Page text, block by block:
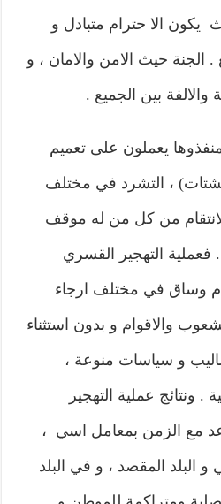
يكون الا حترام متبادل و
. الجنة حيث الامن والامان ، و
بين الجميع .
يعملون على تعميم
(الشتات) ، التشرد في مختلف
من كل من له موقف
التهجير القسري
وساق في مختلف ارجاء
والاقوام و بدون استثناء
و سياسات منوعة ،
. ونتائج عملية التهجير
مع الزمن بمعامل اسي ،
و البلد المقصد ، و في البلد